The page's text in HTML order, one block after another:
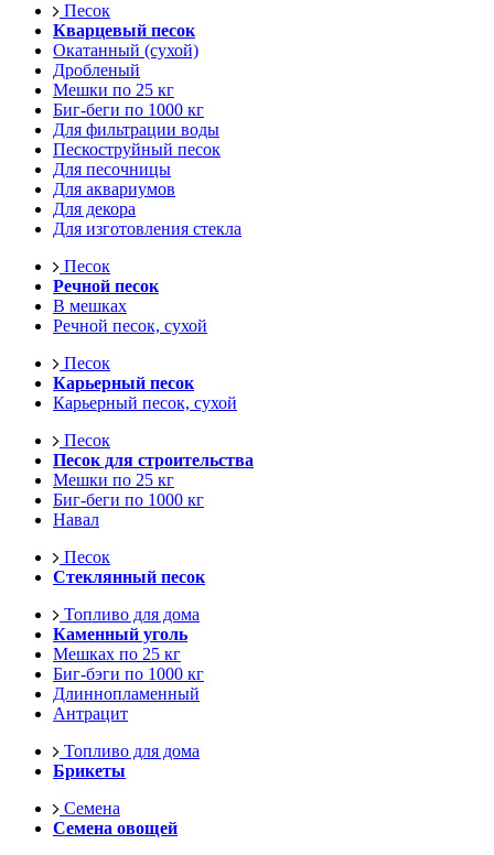
Песок
Кварцевый песок
Окатанный (сухой)
Дробленый
Мешки по 25 кг
Биг-беги по 1000 кг
Для фильтрации воды
Пескоструйный песок
Для песочницы
Для аквариумов
Для декора
Для изготовления стекла
Песок
Речной песок
В мешках
Речной песок, сухой
Песок
Карьерный песок
Карьерный песок, сухой
Песок
Песок для строительства
Мешки по 25 кг
Биг-беги по 1000 кг
Навал
Песок
Стеклянный песок
Топливо для дома
Каменный уголь
Мешках по 25 кг
Биг-бэги по 1000 кг
Длиннопламенный
Антрацит
Топливо для дома
Брикеты
Семена
Семена овощей